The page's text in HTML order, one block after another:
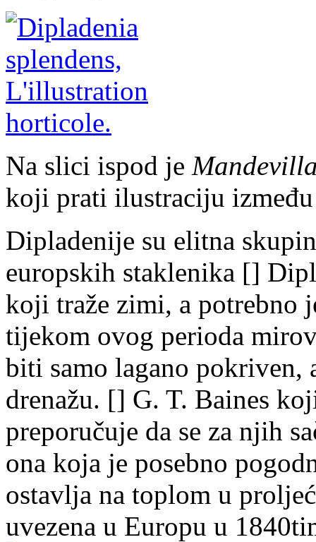
Na slici ispod je
koji prati ilustraciju
Dipladenije su elitna
europskih staklenika []
koji traže zimi, a potrebno
tijekom ovog perioda
biti samo lagano pokriven,
drenažu. [] G. T. Baines
preporučuje da se za njih
ona koja je posebno
ostavlja na toplom u
uvezena u Europu u